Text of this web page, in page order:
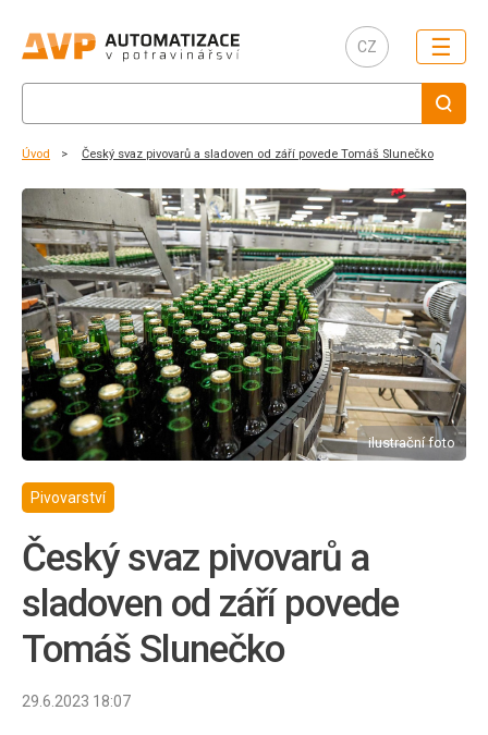
CZ ☰
Úvod Český svaz pivovarů a sladoven od září povede Tomáš Slunečko
ilustrační foto
Pivovarství
Český svaz pivovarů a
sladoven od září povede
Tomáš Slunečko
29.6.2023 18:07